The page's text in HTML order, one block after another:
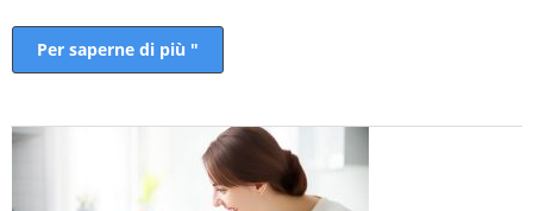
Per saperne di più "
Come